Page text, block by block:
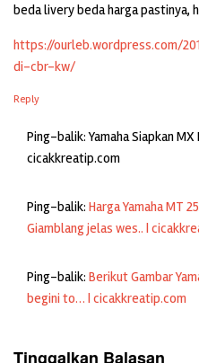
beda livery beda harga pastinya,
https://ourleb.wordpress.com/
di-cbr-kw/
Reply
Ping-balik: Yamaha Siapkan MX
cicakkreatip.com
Ping-balik: Harga Yamaha MT
Giamblang jelas wes.. |
Ping-balik: Berikut Gambar
begini to… | cicakkreatip.com
Tinggalkan Balasan